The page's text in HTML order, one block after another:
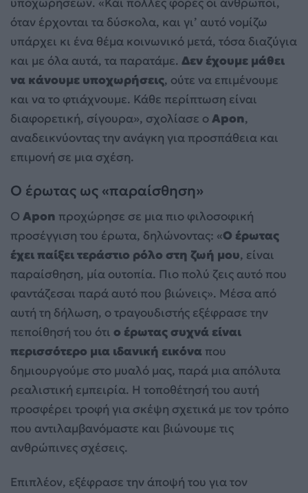
όταν έρχονται τα δύσκολα, και γι’ αυτό νομίζω
υπάρχει κι ένα θέμα κοινωνικό μετά, τόσα διαζύγια
και με όλα αυτά, τα παρατάμε. Δεν έχουμε μάθει
να κάνουμε υποχωρήσεις, ούτε να επιμένουμε
και να το φτιάχνουμε. Κάθε περίπτωση είναι
διαφορετική, σίγουρα», σχολίασε οApon,
αναδεικνύοντας την ανάγκη για προσπάθεια και
επιμονή σε μια σχέση.
Ο έρωτας ως «παραίσθηση»
Ο Apon προχώρησε σε μια πιο φιλοσοφική
προσέγγιση του έρωτα, δηλώνοντας: «Ο έρωτας
έχει παίξει τεράστιο ρόλο στη ζωή μου, είναι
παραίσθηση, μία ουτοπία. Πιο πολύ ζεις αυτό που
φαντάζεσαι παρά αυτό που βιώνεις». Μέσα από
αυτή τη δήλωση, ο τραγουδιστής εξέφρασε την
πεποίθησή του ότι ο έρωτας συχνά είναι
περισσότερο μια ιδανική εικόνα που
δημιουργούμε στο μυαλό μας, παρά μια απόλυτα
ρεαλιστική εμπειρία. Η τοποθέτησή του αυτή
προσφέρει τροφή για σκέψη σχετικά με τον τρόπο
που αντιλαμβανόμαστε και βιώνουμε τις
ανθρώπινες σχέσεις.
Επιπλέον, εξέφρασε την άποψή του για τον